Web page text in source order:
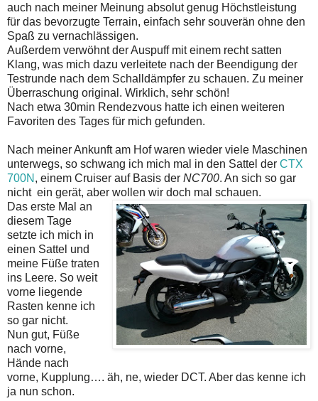
auch nach meiner Meinung absolut genug Höchstleistung
für das bevorzugte Terrain, einfach sehr souverän ohne den
Spaß zu vernachlässigen.
Außerdem verwöhnt der Auspuff mit einem recht satten
Klang, was mich dazu verleitete nach der Beendigung der
Testrunde nach dem Schalldämpfer zu schauen. Zu meiner
Überraschung original. Wirklich, sehr schön!
Nach etwa 30min Rendezvous hatte ich einen weiteren
Favoriten des Tages für mich gefunden.
Nach meiner Ankunft am Hof waren wieder viele Maschinen
unterwegs, so schwang ich mich mal in den Sattel der CTX
700N , einem Cruiser auf Basis der NC700. An sich so gar
nicht ein gerät, aber wollen wir doch mal schauen.
Das erste Mal an
diesem Tage
setzte ich mich in
einen Sattel und
meine Füße traten
ins Leere. So weit
vorne liegende
Rasten kenne ich
so gar nicht.
Nun gut, Füße
nach vorne,
Hände nach
vorne, Kupplung…. äh, ne, wieder DCT. Aber das kenne ich
ja nun schon.